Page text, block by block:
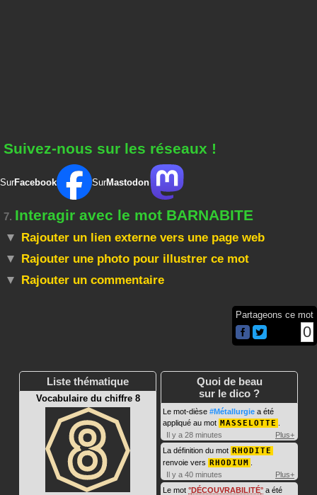
Suivez-nous sur les réseaux !
SurFacebook SurMastodon
7. Interagir avec le mot BARNABITE
Rajouter un lien externe vers une page web
Rajouter une photo pour illustrer ce mot
Rajouter un commentaire
Partageons ce mot
0
Liste thématique
Vocabulaire du chiffre 8
Quoi de beau
sur le dico ?
Le mot-dièse #Métallurgie a été
appliqué au mot MASSELOTTE
Il y a 28 minutes
Plus+
La définition du mot RHODITE
renvoie vers RHODIUM
Il y a 40 minutes
Plus+
Le mot DÉCOUVRABILITÉ a été